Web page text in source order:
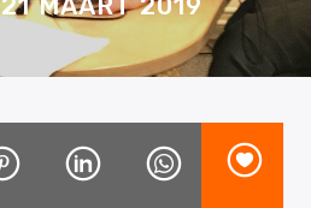
online
21 MAART 2019